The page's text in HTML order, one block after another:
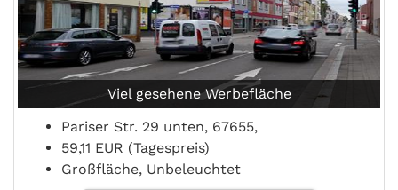
Viel gesehene Werbefläche
Pariser Str. 29 unten, 67655,
59,11 EUR (Tagespreis)
Großfläche, Unbeleuchtet